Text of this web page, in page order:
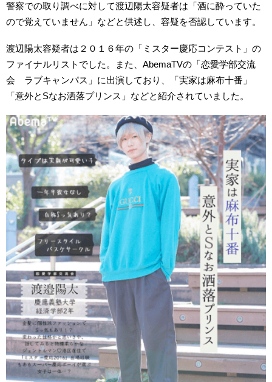
警察での取り調べに対して渡辺陽太容疑者は「酒に酔っていた
ので覚えていません」などと供述し、容疑を否認しています。
渡辺陽太容疑者は２０１６年の「ミスター慶応コンテスト」の
ファイナルリストでした。また、AbemaTVの「恋愛学部交流
会 ラブキャンパス」に出演しており、「実家は麻布十番」
「意外とSなお洒落プリンス」などと紹介されていました。